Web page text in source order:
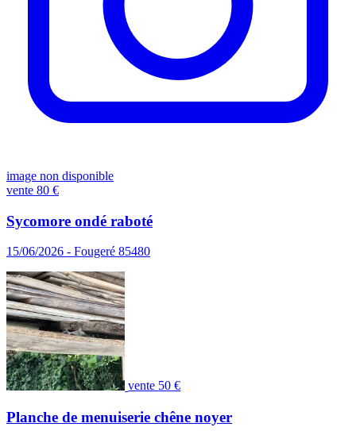
image non disponible
vente 80 €
Sycomore ondé raboté
15/06/2026 - Fougeré 85480
vente 50 €
Planche de menuiserie chêne noyer